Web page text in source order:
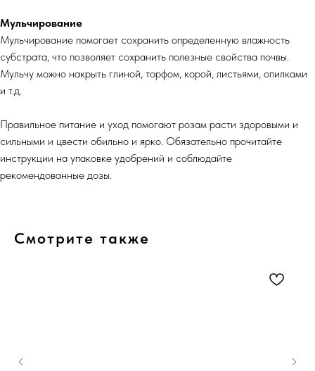
Мульчирование
Мульчирование помогает сохранить определенную влажность
субстрата, что позволяет сохранить полезные свойства почвы.
Мульчу можно накрыть глиной, торфом, корой, листьями, опилками
и т.д.
Правильное питание и уход помогают розам расти здоровыми и
сильными и цвести обильно и ярко. Обязательно прочитайте
инструкции на упаковке удобрений и соблюдайте
рекомендованные дозы.
Смотрите также